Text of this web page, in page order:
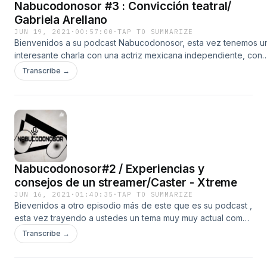
Nabucodonosor #3 : Convicción teatral/
Gabriela Arellano
JUN 19, 2021 · 00:57:00 ·TAP TO SUMMARIZE
Bienvenidos a su podcast Nabucodonosor, esta vez tenemos
interesante charla con una actriz mexicana independiente, con
experiencias y consejos para quienes estudian o quieren
aventurarse en el mundo artístico! Redes Facebook
https://www.instagram.com/cesarsoto06/ Spotify
https://www.spotify.com/mx/account/
Gabriela Arellano: Insta: arellanogabs Insta Ollin teatro:
Insta hermanas de barro: @hermanas_de_barro Facebook:
Gabriela AE
Transcribe →
Nabucodonosor#2 / Experiencias y
consejos de un streamer/Caster - Xtreme
JUN 16, 2021 · 01:40:35 ·TAP TO SUMMARIZE
Bievenidos a otro episodio más de este que es su podcast ,
esta vez trayendo a ustedes un tema muy muy actual como
lo es querer empezar en el mundo del streaming de
videojuegos o Caster , narrador de partidas de los mismos
Transcribe →